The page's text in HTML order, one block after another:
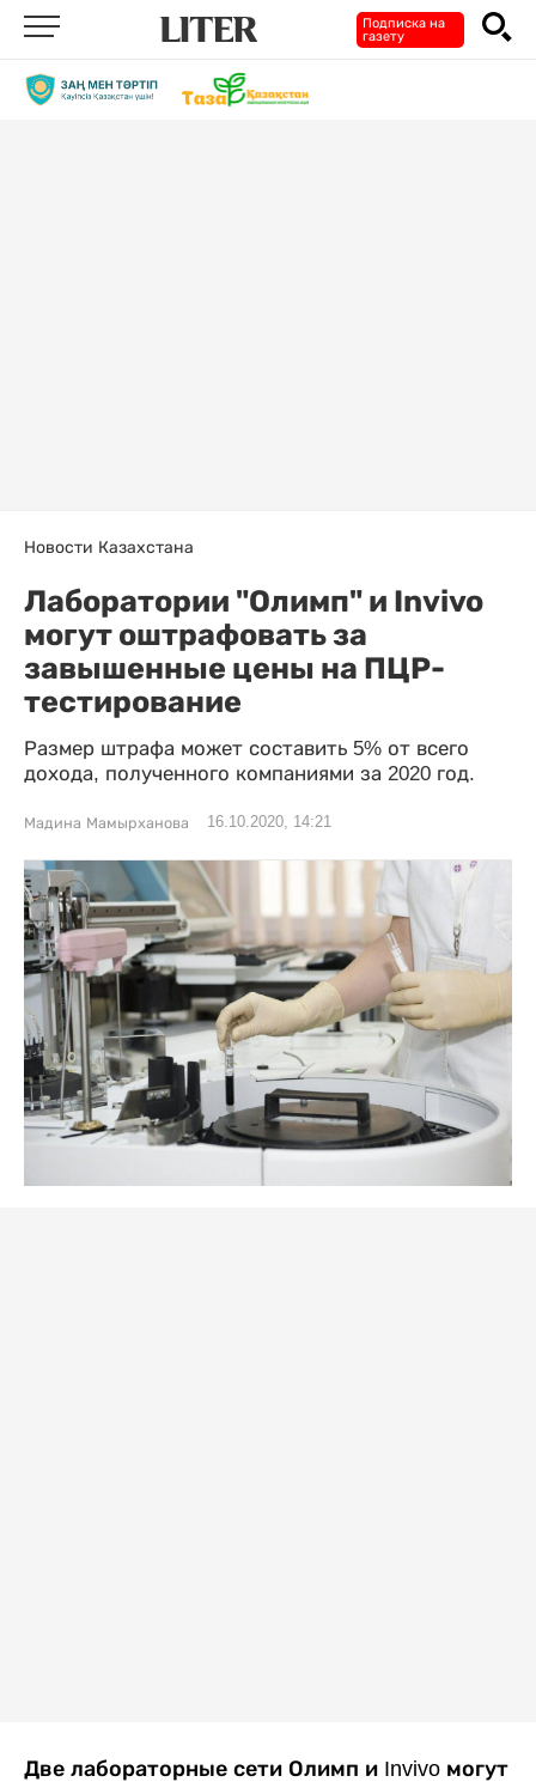
Подписка на
газету
Новости Казахстана
Лаборатории "Олимп" и Invivo
могут оштрафовать за
завышенные цены на ПЦР-
тестирование
Размер штрафа может составить 5% от всего
дохода, полученного компаниями за 2020 год.
Мадина Мамырханова 16.10.2020, 14:21
Две лабораторные сети Олимп и Invivo могут